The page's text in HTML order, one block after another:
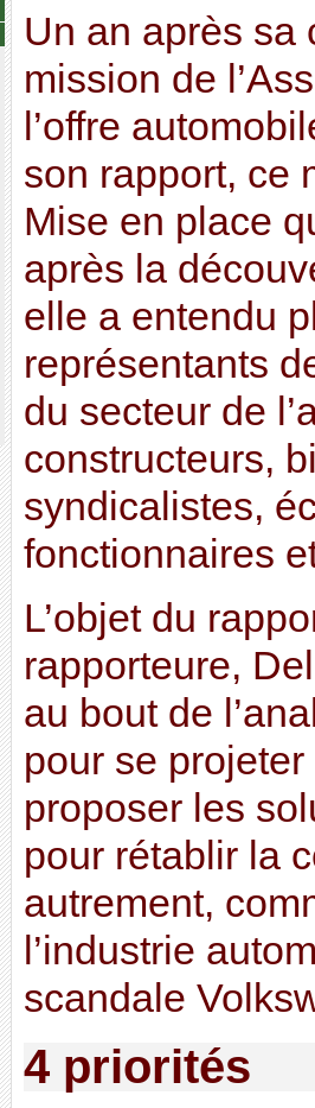
Un an après sa
mission de
l’offre
son rapport, ce
Mise en place
après la
elle a entendu
représentants
du secteur de
constructeurs,
syndicalistes,
fonctionnaires
L’objet du
rapporteure,
au bout de
pour se
proposer les
pour rétablir la
autrement,
l’industrie
scandale
4 priorités